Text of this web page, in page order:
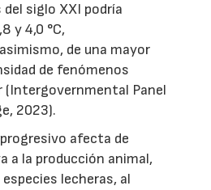
siglo XXI podría
y 4,0 °C,
de una mayor
de fenómenos
(Intergovernmental Panel
2023).
afecta de
a la producción animal,
lecheras, al